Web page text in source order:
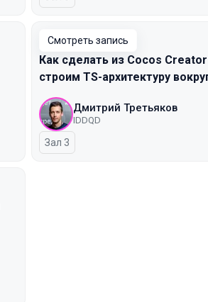
Смотреть запись
Как сделать из Cocos
строим TS-архитектуру
Дмитрий Третьяков
IDDQD
Зал 3